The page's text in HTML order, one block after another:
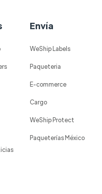
Envía
WeShip Labels
Paqueteria
E-commerce
Cargo
WeShip Protect
Paqueterías México